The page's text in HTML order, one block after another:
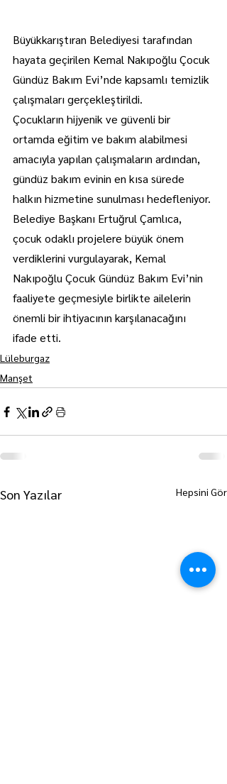
Büyükkarıştıran Belediyesi tarafından
hayata geçirilen Kemal Nakıpoğlu Çocuk
Gündüz Bakım Evi’nde kapsamlı temizlik
çalışmaları gerçekleştirildi.
Çocukların hijyenik ve güvenli bir
ortamda eğitim ve bakım alabilmesi
amacıyla yapılan çalışmaların ardından,
gündüz bakım evinin en kısa sürede
halkın hizmetine sunulması hedefleniyor.
Belediye Başkanı Ertuğrul Çamlıca,
çocuk odaklı projelere büyük önem
verdiklerini vurgulayarak, Kemal
Nakıpoğlu Çocuk Gündüz Bakım Evi’nin
faaliyete geçmesiyle birlikte ailelerin
önemli bir ihtiyacının karşılanacağını
ifade etti.
Lüleburgaz
Manşet
Son Yazılar Hepsini Gör